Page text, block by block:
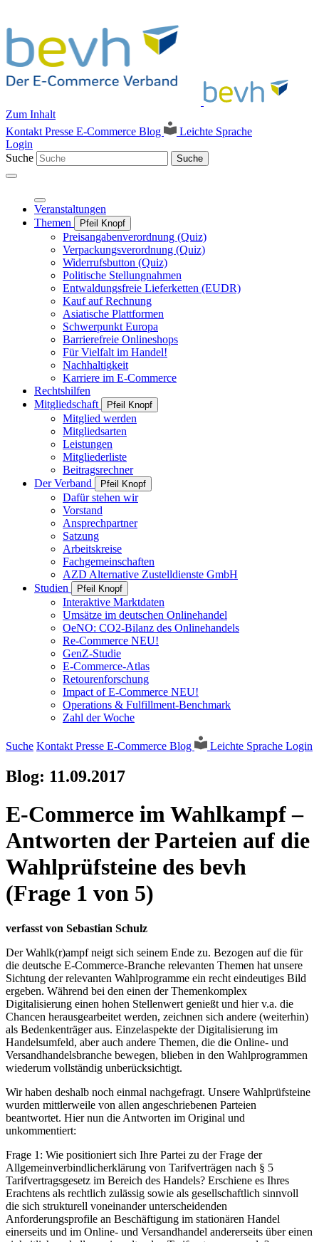
Zum Inhalt
Kontakt Presse E-Commerce Blog
Leichte Sprache
Login
Suche
Suche
Veranstaltungen
Themen
Pfeil Knopf
Preisangabenverordnung (Quiz)
Verpackungsverordnung (Quiz)
Widerrufsbutton (Quiz)
Politische Stellungnahmen
Entwaldungsfreie Lieferketten (EUDR)
Kauf auf Rechnung
Asiatische Plattformen
Schwerpunkt Europa
Barrierefreie Onlineshops
Für Vielfalt im Handel!
Nachhaltigkeit
Karriere im E-Commerce
Rechtshilfen
Mitgliedschaft
Pfeil Knopf
Mitglied werden
Mitgliedsarten
Leistungen
Mitgliederliste
Beitragsrechner
Der Verband
Pfeil Knopf
Dafür stehen wir
Vorstand
Ansprechpartner
Satzung
Arbeitskreise
Fachgemeinschaften
AZD Alternative Zustelldienste GmbH
Studien
Pfeil Knopf
Interaktive Marktdaten
Umsätze im deutschen Onlinehandel
OeNO: CO2-Bilanz des Onlinehandels
Re-Commerce NEU!
GenZ-Studie
E-Commerce-Atlas
Retourenforschung
Impact of E-Commerce NEU!
Operations & Fulfillment-Benchmark
Zahl der Woche
Suche Kontakt Presse E-Commerce Blog Leichte Sprache Login
Blog: 11.09.2017
E-Commerce im Wahlkampf –
Antworten der Parteien auf die
Wahlprüfsteine des bevh
(Frage 1 von 5)
verfasst von Sebastian Schulz
Der Wahlk(r)ampf neigt sich seinem Ende zu. Bezogen auf die für
die deutsche E-Commerce-Branche relevanten Themen hat unsere
Sichtung der relevanten Wahlprogramme ein recht eindeutiges Bild
ergeben. Während bei den einen der Themenkomplex
Digitalisierung einen hohen Stellenwert genießt und hier v.a. die
Chancen herausgearbeitet werden, zeichnen sich andere (weiterhin)
als Bedenkenträger aus. Einzelaspekte der Digitalisierung im
Handelsumfeld, aber auch andere Themen, die die Online- und
Versandhandelsbranche bewegen, blieben in den Wahlprogrammen
wiederum vollständig unberücksichtigt.
Wir haben deshalb noch einmal nachgefragt. Unsere Wahlprüfsteine
wurden mittlerweile von allen angeschriebenen Parteien
beantwortet. Hier nun die Antworten im Original und
unkommentiert:
Frage 1: Wie positioniert sich Ihre Partei zu der Frage der
Allgemeinverbindlicherklärung von Tarifverträgen nach § 5
Tarifvertragsgesetz im Bereich des Handels? Erschiene es Ihres
Erachtens als rechtlich zulässig sowie als gesellschaftlich sinnvoll
die sich strukturell voneinander unterscheidenden
Anforderungsprofile an Beschäftigung im stationären Handel
einerseits und im Online- und Versandhandel andererseits über einen